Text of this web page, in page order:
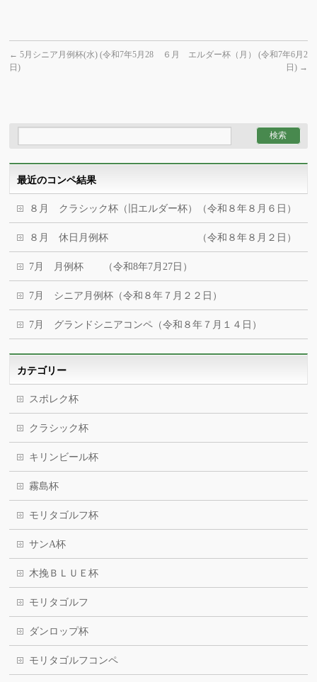
← 5月シニア月例杯(水) (令和7年5月28
日)
６月 エルダー杯（月） (令和7年6月2
日) →
最近のコンペ結果
８月 クラシック杯（旧エルダー杯）（令和８年８月６日）
８月 休日月例杯 （令和８年８月２日）
7月 月例杯 （令和8年7月27日）
7月 シニア月例杯（令和８年７月２２日）
7月 グランドシニアコンペ（令和８年７月１４日）
カテゴリー
スポレク杯
クラシック杯
キリンビール杯
霧島杯
モリタゴルフ杯
サンA杯
木挽ＢＬＵＥ杯
モリタゴルフ
ダンロップ杯
モリタゴルフコンペ